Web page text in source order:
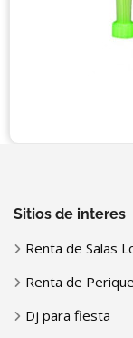
Sitios de interes
Renta de Salas
Renta de
Dj para fiesta